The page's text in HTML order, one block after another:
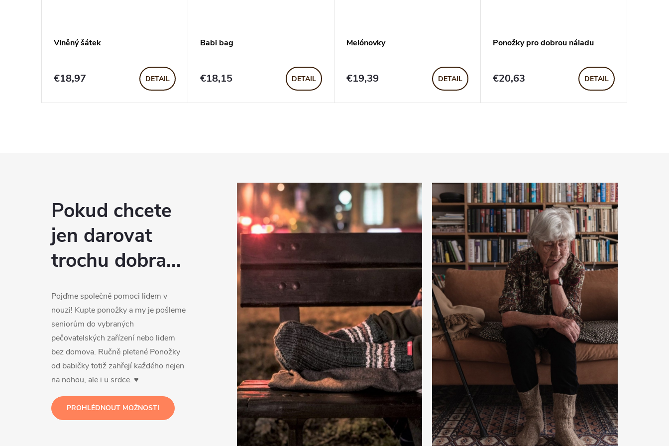
Vlněný šátek
€18,97 DETAIL
Babi bag
€18,15 DETAIL
Melónovky
€19,39 DETAIL
Ponožky pro dobrou náladu
€20,63 DETAIL
Pokud chcete
jen darovat
trochu dobra...
Pojďme společně pomoci lidem v
nouzi! Kupte ponožky a my je pošleme
seniorům do vybraných
pečovatelských zařízení nebo lidem
bez domova. Ručně pletené Ponožky
od babičky totiž zahřejí každého nejen
na nohou, ale i u srdce. ♥
PROHLÉDNOUT MOŽNOSTI